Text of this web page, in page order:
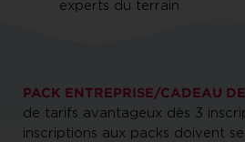
experts du terrain
PACK ENTREPRISE/CADEAU
de tarifs avantageux dès 3
inscriptions aux packs doivent